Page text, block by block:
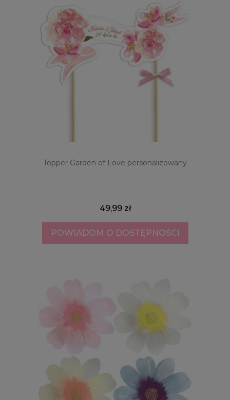
Topper Garden of Love personalizowany
49,99 zł
POWIADOM O DOSTĘPNOŚCI